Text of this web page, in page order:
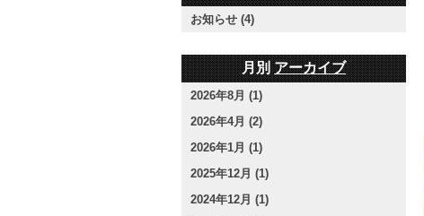
お知らせ (4)
月別アーカイブ
2026年8月 (1)
2026年4月 (2)
2026年1月 (1)
2025年12月 (1)
2024年12月 (1)